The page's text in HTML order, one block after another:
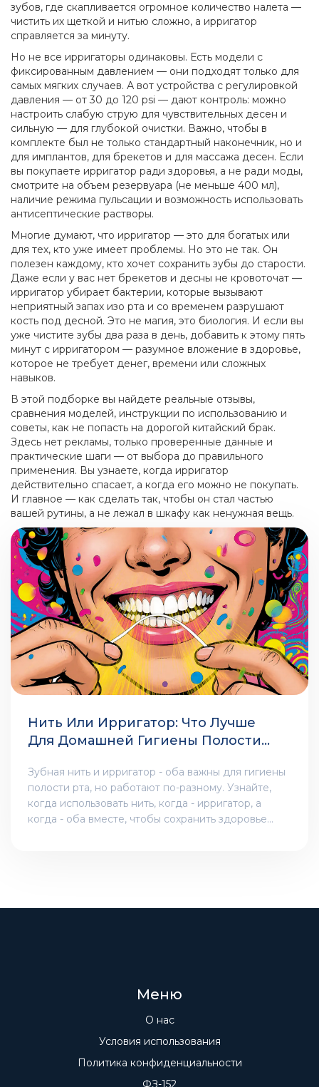
зубов, где скапливается огромное количество налета —
чистить их щеткой и нитью сложно, а ирригатор
справляется за минуту.
Но не все ирригаторы одинаковы. Есть модели с
фиксированным давлением — они подходят только для
самых мягких случаев. А вот устройства с регулировкой
давления — от 30 до 120 psi — дают контроль: можно
настроить слабую струю для чувствительных десен и
сильную — для глубокой очистки. Важно, чтобы в
комплекте был не только стандартный наконечник, но и
для имплантов, для брекетов и для массажа десен. Если
вы покупаете ирригатор ради здоровья, а не ради моды,
смотрите на объем резервуара (не меньше 400 мл),
наличие режима пульсации и возможность использовать
антисептические растворы.
Многие думают, что ирригатор — это для богатых или
для тех, кто уже имеет проблемы. Но это не так. Он
полезен каждому, кто хочет сохранить зубы до старости.
Даже если у вас нет брекетов и десны не кровоточат —
ирригатор убирает бактерии, которые вызывают
неприятный запах изо рта и со временем разрушают
кость под десной. Это не магия, это биология. И если вы
уже чистите зубы два раза в день, добавить к этому пять
минут с ирригатором — разумное вложение в здоровье,
которое не требует денег, времени или сложных
навыков.
В этой подборке вы найдете реальные отзывы,
сравнения моделей, инструкции по использованию и
советы, как не попасть на дорогой китайский брак.
Здесь нет рекламы, только проверенные данные и
практические шаги — от выбора до правильного
применения. Вы узнаете, когда ирригатор
действительно спасает, а когда его можно не покупать.
И главное — как сделать так, чтобы он стал частью
вашей рутины, а не лежал в шкафу как ненужная вещь.
Нить Или Ирригатор: Что Лучше
Для Домашней Гигиены Полости
Зубная нить и ирригатор - оба важны для гигиены
полости рта, но работают по-разному. Узнайте,
когда использовать нить, когда - ирригатор, а
когда - оба вместе, чтобы сохранить здоровье
Меню
О нас
Условия использования
Политика конфиденциальности
ФЗ-152